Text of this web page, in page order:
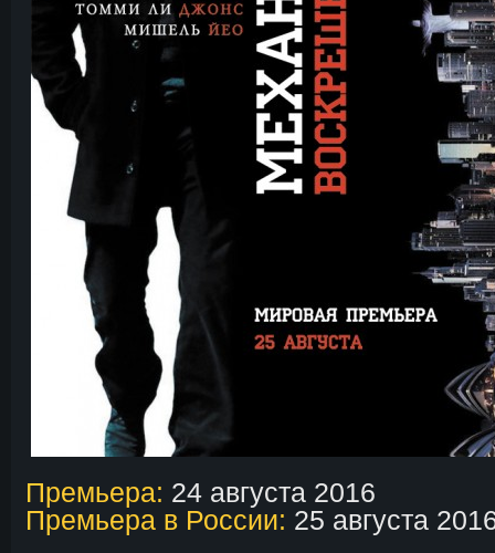
Премьера: 24 августа 2016
Премьера в России: 25 августа